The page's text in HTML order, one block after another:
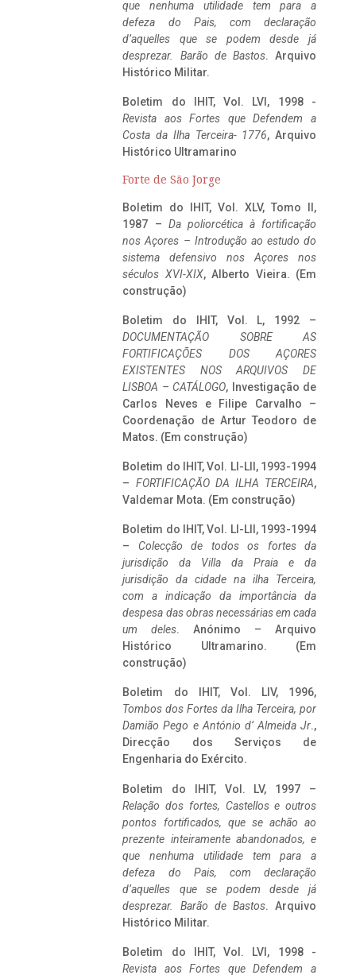
que nenhuma utilidade tem para a
defeza do Pais, com declaração
d’aquelles que se podem desde já
desprezar. Barão de Bastos. Arquivo
Histórico Militar.
Boletim do IHIT, Vol. LVI, 1998 -
Revista aos Fortes que Defendem a
Costa da Ilha Terceira- 1776, Arquivo
Histórico Ultramarino
Forte de São Jorge
Boletim do IHIT, Vol. XLV, Tomo II,
1987 – Da poliorcética à fortificação
nos Açores – Introdução ao estudo do
sistema defensivo nos Açores nos
séculos XVI-XIX, Alberto Vieira. (Em
construção)
Boletim do IHIT, Vol. L, 1992 –
DOCUMENTAÇÃO SOBRE AS
FORTIFICAÇÕES DOS AÇORES
EXISTENTES NOS ARQUIVOS DE
LISBOA – CATÁLOGO, Investigação de
Carlos Neves e Filipe Carvalho –
Coordenação de Artur Teodoro de
Matos. (Em construção)
Boletim do IHIT, Vol. LI-LII, 1993-1994
– FORTIFICAÇÃO DA ILHA TERCEIRA,
Valdemar Mota. (Em construção)
Boletim do IHIT, Vol. LI-LII, 1993-1994
– Colecção de todos os fortes da
jurisdição da Villa da Praia e da
jurisdição da cidade na ilha Terceira,
com a indicação da importância da
despesa das obras necessárias em cada
um deles. Anónimo – Arquivo
Histórico Ultramarino. (Em
construção)
Boletim do IHIT, Vol. LIV, 1996,
Tombos dos Fortes da Ilha Terceira, por
Damião Pego e António d’ Almeida Jr.,
Direcção dos Serviços de
Engenharia do Exército.
Boletim do IHIT, Vol. LV, 1997 –
Relação dos fortes, Castellos e outros
pontos fortificados, que se achão ao
prezente inteiramente abandonados, e
que nenhuma utilidade tem para a
defeza do Pais, com declaração
d’aquelles que se podem desde já
desprezar. Barão de Bastos. Arquivo
Histórico Militar.
Boletim do IHIT, Vol. LVI, 1998 -
Revista aos Fortes que Defendem a